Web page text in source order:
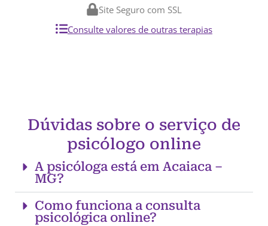
Site Seguro com SSL
Consulte valores de outras terapias
Dúvidas sobre o serviço de
psicólogo online
A psicóloga está em Acaiaca –
MG?
Como funciona a consulta
psicológica online?